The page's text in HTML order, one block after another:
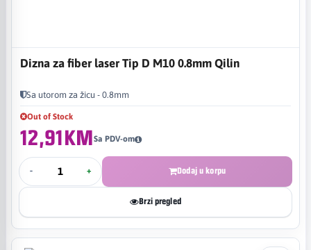
Dizna za fiber laser Tip D M10 0.8mm Qilin
Sa utorom za žicu - 0.8mm
Out of Stock
12,91KMSa PDV-om
- + Dodaj u korpu
Brzi pregled